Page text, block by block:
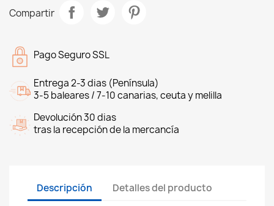
Compartir
Pago Seguro SSL
Entrega 2-3 dias (Península)
3-5 baleares / 7-10 canarias, ceuta y melilla
Devolución 30 dias
tras la recepción de la mercancía
Descripción Detalles del producto